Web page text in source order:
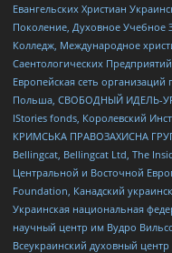
Евангельских Христиан
Поколение, Духовное Учебное
Колледж, Международное
Саентологических
Европейская сеть
Польша, СВОБОДНЫЙ ИДЕЛЬ-
IStories fonds, Королевский
КРИМСЬКА ПРАВОЗАХИСНА
Bellingcat, Bellingcat Ltd, The
Центральной и Восточной
Foundation, Канадский
Украинская национальная
научный центр им Вудро
Всеукраинский духовный